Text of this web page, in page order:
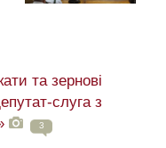
та зернові
слуга з
3